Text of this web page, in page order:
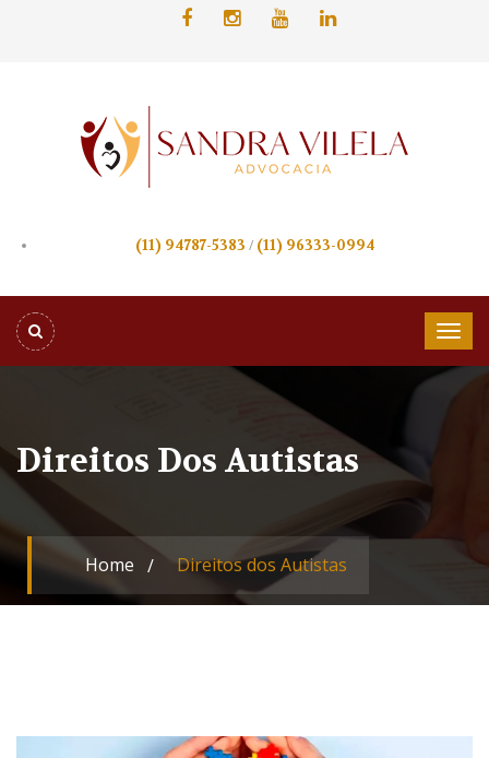
(11) 94787-5383 / (11) 96333-0994
Direitos Dos Autistas
Home Direitos dos Autistas